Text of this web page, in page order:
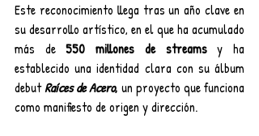
Este reconocimiento llega tras un año clave en
su desarrollo artístico, en el que ha acumulado
más de 550 millones de streams y ha
establecido una identidad clara con su álbum
debut Raíces de Acero, un proyecto que funciona
como manifiesto de origen y dirección.